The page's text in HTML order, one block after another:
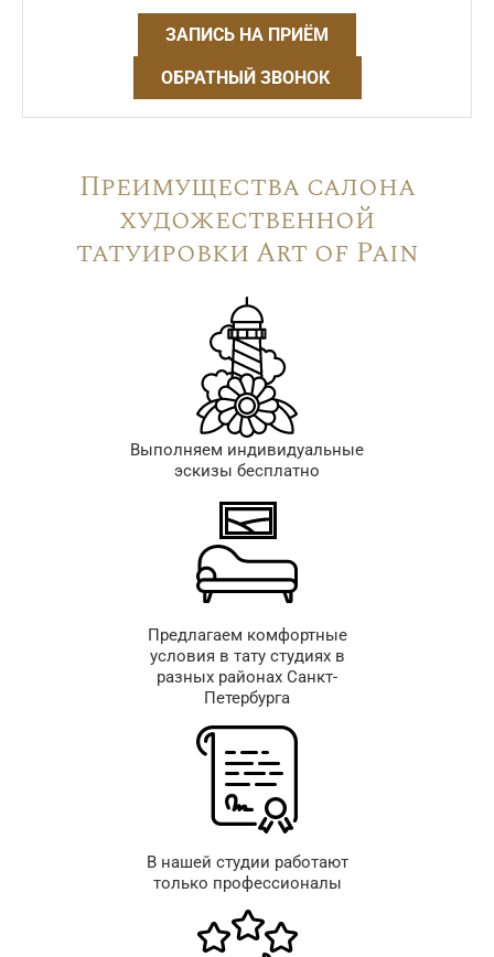
ЗАПИСЬ НА ПРИЁМ
ОБРАТНЫЙ ЗВОНОК
Преимущества салона
художественной
татуировки Art of Pain
Выполняем индивидуальные
эскизы бесплатно
Предлагаем комфортные
условия в тату студиях в
разных районах Санкт-
Петербурга
В нашей студии работают
только профессионалы